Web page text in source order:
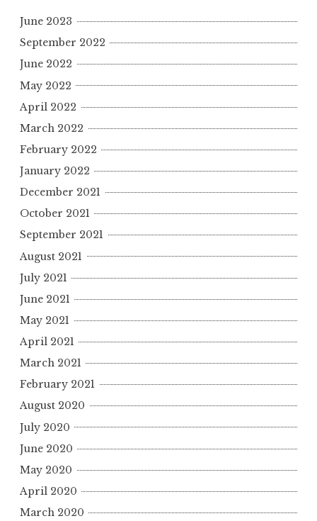
June 2023
September 2022
June 2022
May 2022
April 2022
March 2022
February 2022
January 2022
December 2021
October 2021
September 2021
August 2021
July 2021
June 2021
May 2021
April 2021
March 2021
February 2021
August 2020
July 2020
June 2020
May 2020
April 2020
March 2020